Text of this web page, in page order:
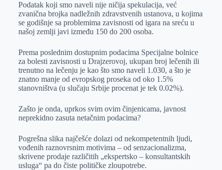
Podatak koji smo naveli nije ničija spekulacija, već
zvanična brojka nadležnih zdravstvenih ustanova, u kojima
se godišnje sa problemima zavisnosti od igara na sreću u
našoj zemlji javi između 150 do 200 osoba.
Prema poslednim dostupnim podacima Specijalne bolnice
za bolesti zavisnosti u Drajzerovoj, ukupan broj lečenih ili
trenutno na lečenju je kao što smo naveli 1.030, a što je
znatno manje od evropskog proseka od oko 1.5%
stanovništva (u slučaju Srbije procenat je tek 0.02%).
Zašto je onda, uprkos svim ovim činjenicama, javnost
neprekidno zasuta netačnim podacima?
Pogrešna slika najčešće dolazi od nekompetentnih ljudi,
vođenih raznovrsnim motivima – od senzacionalizma,
skrivene prodaje različitih „ekspertsko – konsultantskih
usluga“ pa do čiste političke zloupotrebe.